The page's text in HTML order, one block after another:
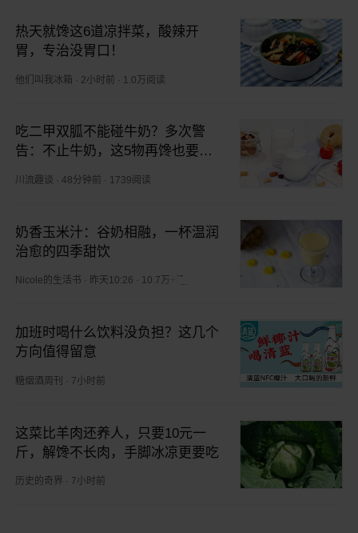
热天就馋这6道凉拌菜，酸辣开
胃，专治没胃口！
他们叫我冰箱 2小时前 1.0万阅读
吃二甲双胍不能碰牛奶？多次警
告：不止牛奶，这5物再馋也要忌
川流趣谈 48分钟前 1739阅读
奶香玉米汁：谷奶相融，一杯温润
治愈的四季甜饮
Nicole的生活书 昨天10:26 10.7万+阅读
加班时喝什么饮料没负担？这几个
方向值得留意
糖烟酒周刊 7小时前
这菜比羊肉还养人，只要10元一
斤，解馋不长肉，手脚冰凉更要吃
历史的奇界 7小时前